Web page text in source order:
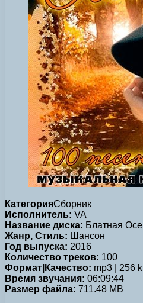
КатегорияСборник
Исполнитель: VA
Название диска: Блатная
Жанр, Стиль: Шансон
Год выпуска: 2016
Количество треков: 100
Формат|Качество: mp3 | 256
Время звучания: 06:09:44
Размер файла: 711.48 MB